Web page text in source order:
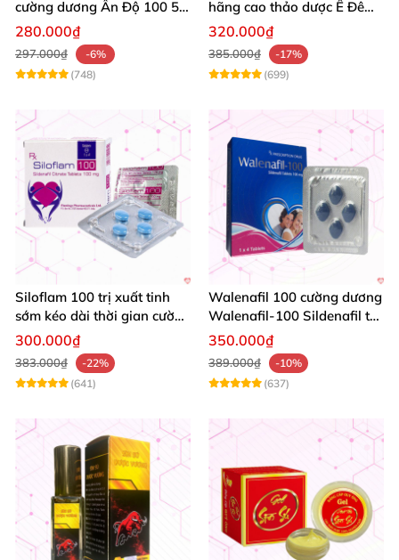
cường dương Ấn Độ 100 50
mg tăng sinh lý tốt nhất
280.000₫
297.000₫
-6%
(748)
hãng cao thảo dược Ê Đê
kéo dài QT
320.000₫
385.000₫
-17%
(699)
Siloflam 100 trị xuất tinh
sớm kéo dài thời gian cường
dương Nam giới
300.000₫
383.000₫
-22%
(641)
Walenafil 100 cường dương
Walenafil-100 Sildenafil trị
xuất tinh sớm tăng sinh lý
kéo dài thời gian
350.000₫
389.000₫
-10%
(637)